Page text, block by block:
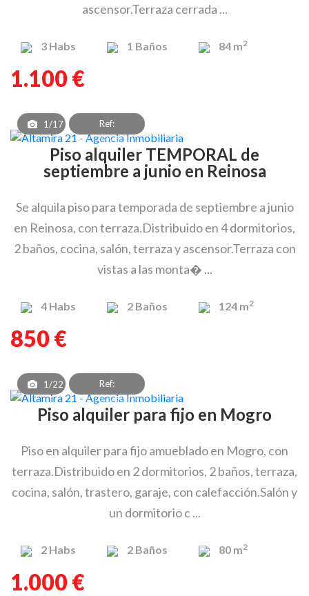
ascensor.Terraza cerrada ...
3 Habs 1 Baños 84 m2
1.100 €
1/17
Ref:
PAF_OEA_8302
Piso alquiler TEMPORAL de
septiembre a junio en Reinosa
Se alquila piso para temporada de septiembre a junio
en Reinosa, con terraza.Distribuido en 4 dormitorios,
2 baños, cocina, salón, terraza y ascensor.Terraza con
vistas a las monta� ...
4 Habs 2 Baños 124 m2
850 €
1/22
Ref:
PAF_OEA_8303
Piso alquiler para fijo en Mogro
Piso en alquiler para fijo amueblado en Mogro, con
terraza.Distribuido en 2 dormitorios, 2 baños, terraza,
cocina, salón, trastero, garaje, con calefacción.Salón y
un dormitorio c ...
2 Habs 2 Baños 80 m2
1.000 €